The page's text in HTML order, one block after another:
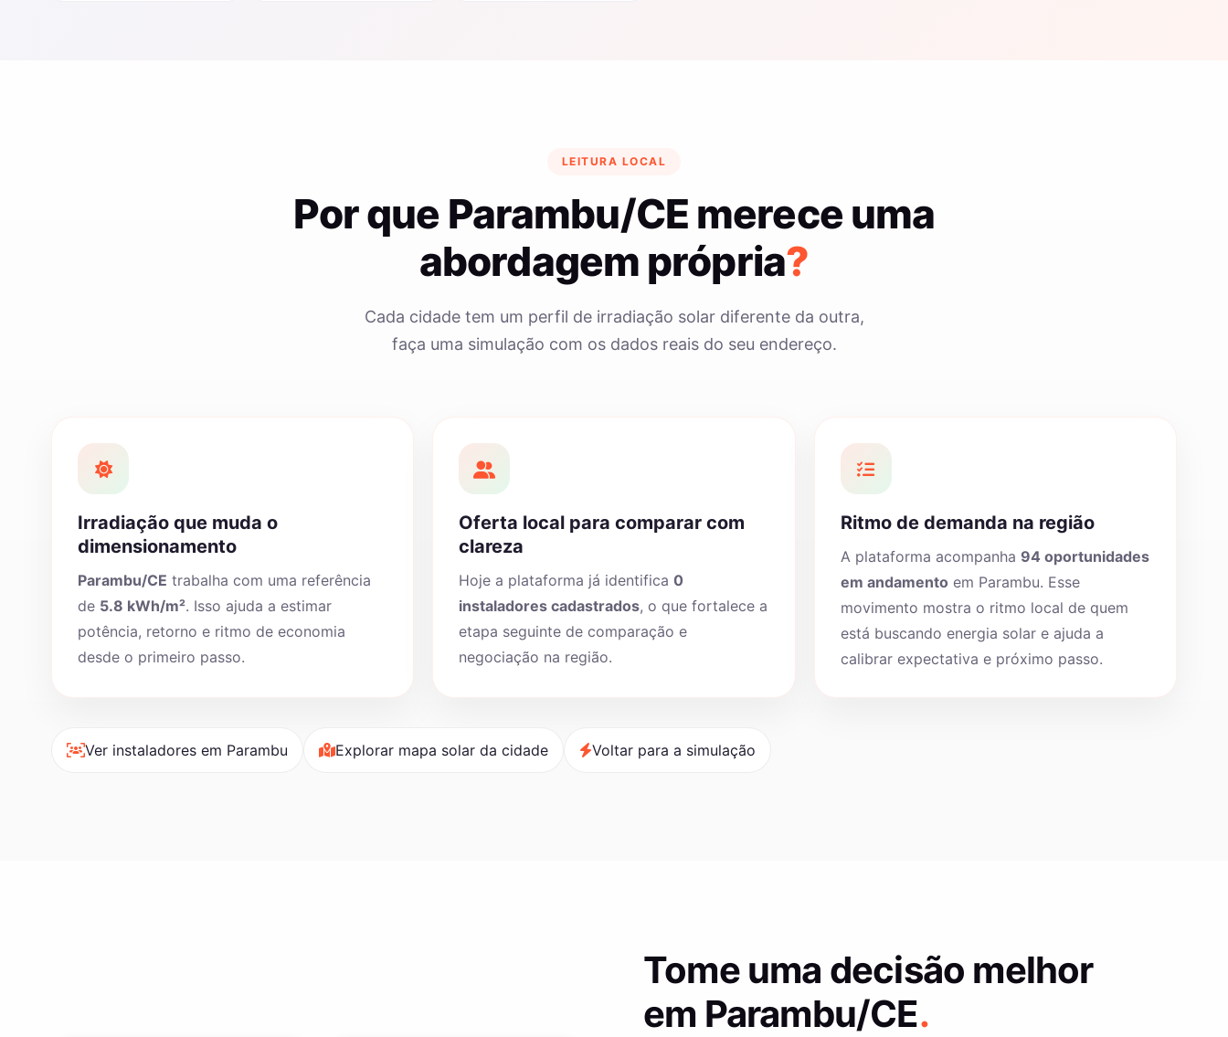
LEITURA LOCAL
Por que Parambu/CE merece uma
abordagem própria?
Cada cidade tem um perfil de irradiação solar diferente da outra,
faça uma simulação com os dados reais do seu endereço.
Irradiação que muda o
dimensionamento
Parambu/CE trabalha com uma referência
de 5.8 kWh/m². Isso ajuda a estimar
potência, retorno e ritmo de economia
desde o primeiro passo.
Oferta local para comparar com
clareza
Hoje a plataforma já identifica0
instaladores cadastrados, o que fortalece a
etapa seguinte de comparação e
negociação na região.
Ritmo de demanda na região
A plataforma acompanha 94 oportunidades
em andamento em Parambu. Esse
movimento mostra o ritmo local de quem
está buscando energia solar e ajuda a
calibrar expectativa e próximo passo.
Ver instaladores em Parambu Explorar mapa solar da cidade Voltar para a simulação
Tome uma decisão melhor
em Parambu/CE.